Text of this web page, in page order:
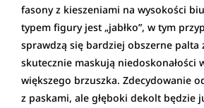
fasony z kieszeniami na wysokości
typem figury jest „jabłko”, w tym
sprawdzą się bardziej obszerne palta
skutecznie maskują niedoskonałości
większego brzuszka. Zdecydowanie
z paskami, ale głęboki dekolt będzie